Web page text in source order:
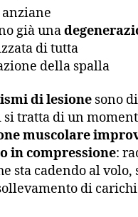
già una
di tutta
della spalla
di lesione sono
si tratta di un
muscolare
in compressione:
sta cadendo al
di